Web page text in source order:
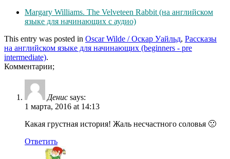
Margary Williams. The Velveteen Rabbit (на английском
языке для начинающих с аудио)
This entry was posted in Oscar Wilde / Оскар Уайльд, Рассказы
на английском языке для начинающих (beginners - pre
intermediate).
Комментарии;
Денис says:
1 марта, 2016 at 14:13
Какая грустная история! Жаль несчастного соловья 🙁
Ответить